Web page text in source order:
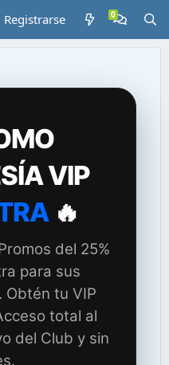
Registrarse
VIP
🔥
del 25%
para sus
Obtén tu VIP
total al
del Club y sin